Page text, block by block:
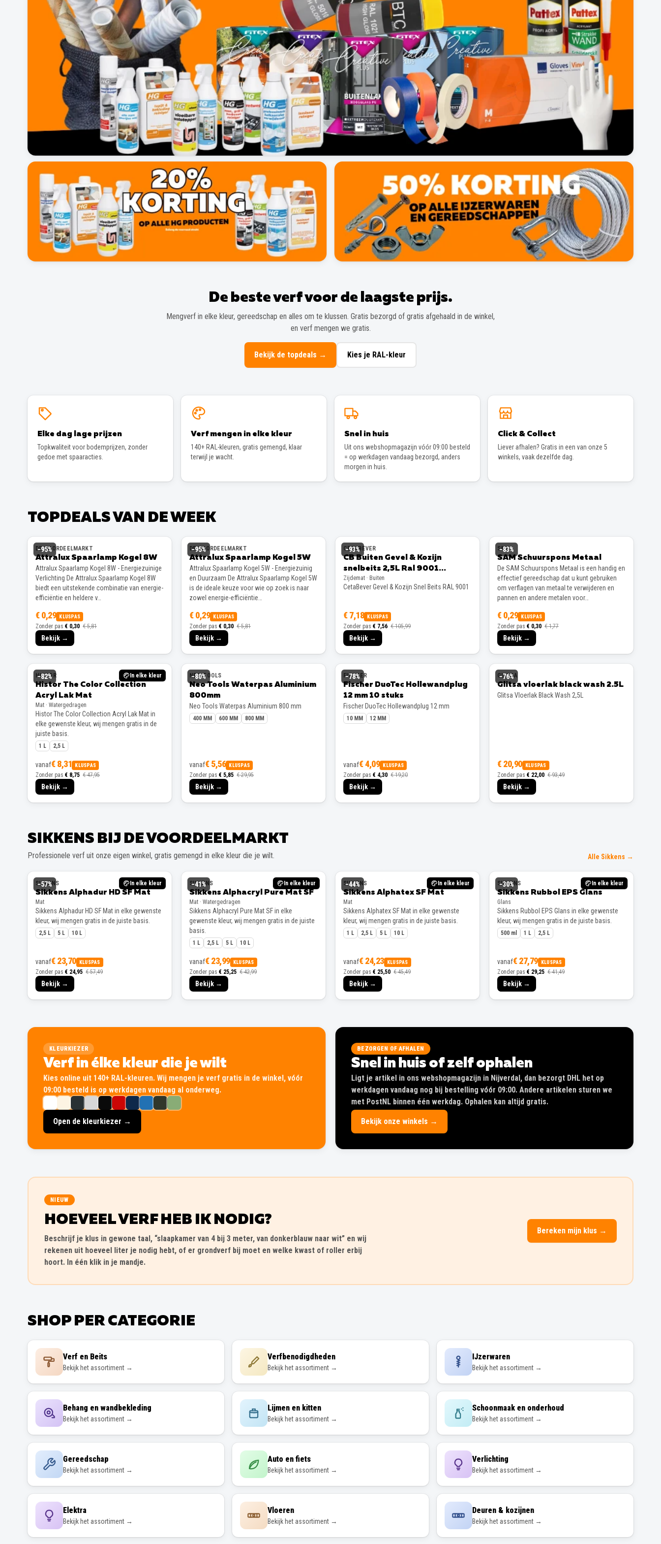
De beste verf voor de laagste prijs.
Mengverf in elke kleur, gereedschap en alles om te klussen. Gratis bezorgd of gratis afgehaald in de winkel,
en verf mengen we gratis.
Bekijk de topdeals → Kies je RAL-kleur
Elke dag lage prijzen
Topkwaliteit voor bodemprijzen, zonder
gedoe met spaaracties.
Verf mengen in elke kleur
140+ RAL-kleuren, gratis gemengd, klaar
terwijl je wacht.
Snel in huis
Uit ons webshopmagazijn vóór 09:00 besteld
= op werkdagen vandaag bezorgd, anders
morgen in huis.
Click & Collect
Liever afhalen? Gratis in een van onze 5
winkels, vaak dezelfde dag.
TOPDEALS VAN DE WEEK
−95%
DE VOORDEELMARKT
Attralux Spaarlamp Kogel 8W
Attralux Spaarlamp Kogel 8W - Energiezuinige
Verlichting De Attralux Spaarlamp Kogel 8W
biedt een uitstekende combinatie van energie-
efficiëntie en heldere v…
€ 0,29 KLUSPAS
Zonder pas € 0,30 € 5,81
Bekijk →
−95%
DE VOORDEELMARKT
Attralux Spaarlamp Kogel 5W
Attralux Spaarlamp Kogel 5W - Energiezuinig
en Duurzaam De Attralux Spaarlamp Kogel 5W
is de ideale keuze voor wie op zoek is naar
zowel energie-efficiëntie…
€ 0,29 KLUSPAS
Zonder pas € 0,30 € 5,81
Bekijk →
−93%
CETABEVER
CB Buiten Gevel & Kozijn
snelbeits 2,5L Ral 9001
Zijdemat
Zijdemat · Buiten
CetaBever Gevel & Kozijn Snel Beits RAL 9001
€ 7,18 KLUSPAS
Zonder pas € 7,56 € 105,99
Bekijk →
−83%
SAM
SAM Schuurspons Metaal
De SAM Schuurspons Metaal is een handig en
effectief gereedschap dat u kunt gebruiken
om verflagen van metaal te verwijderen en
pannen en andere metalen voor…
€ 0,29 KLUSPAS
Zonder pas € 0,30 € 1,77
Bekijk →
−82% In elke kleur
HISTOR
Histor The Color Collection
Acryl Lak Mat
Mat · Watergedragen
Histor The Color Collection Acryl Lak Mat in
elke gewenste kleur, wij mengen gratis in de
juiste basis.
1 L 2,5 L
vanaf€ 8,31 KLUSPAS
Zonder pas € 8,75 € 47,95
Bekijk →
−80%
NEO TOOLS
Neo Tools Waterpas Aluminium
800mm
Neo Tools Waterpas Aluminium 800 mm
400 MM 600 MM 800 MM
vanaf€ 5,56 KLUSPAS
Zonder pas € 5,85 € 29,95
Bekijk →
−78%
FISCHER
Fischer DuoTec Hollewandplug
12 mm 10 stuks
Fischer DuoTec Hollewandplug 12 mm
10 MM 12 MM
vanaf€ 4,09 KLUSPAS
Zonder pas € 4,30 € 19,20
Bekijk →
−76%
GLITSA
Glitsa vloerlak black wash 2.5L
Glitsa Vloerlak Black Wash 2,5L
€ 20,90 KLUSPAS
Zonder pas € 22,00 € 93,49
Bekijk →
SIKKENS BIJ DE VOORDEELMARKT
Professionele verf uit onze eigen winkel, gratis gemengd in elke kleur die je wilt. Alle Sikkens →
−57% In elke kleur
SIKKENS
Sikkens Alphadur HD SF Mat
Mat
Sikkens Alphadur HD SF Mat in elke gewenste
kleur, wij mengen gratis in de juiste basis.
2,5 L 5 L 10 L
vanaf€ 23,70 KLUSPAS
Zonder pas € 24,95 € 57,49
Bekijk →
−41% In elke kleur
SIKKENS
Sikkens Alphacryl Pure Mat SF
Mat · Watergedragen
Sikkens Alphacryl Pure Mat SF in elke
gewenste kleur, wij mengen gratis in de juiste
basis.
1 L 2,5 L 5 L 10 L
vanaf€ 23,99 KLUSPAS
Zonder pas € 25,25 € 42,99
Bekijk →
−44% In elke kleur
SIKKENS
Sikkens Alphatex SF Mat
Mat
Sikkens Alphatex SF Mat in elke gewenste
kleur, wij mengen gratis in de juiste basis.
1 L 2,5 L 5 L 10 L
vanaf€ 24,23 KLUSPAS
Zonder pas € 25,50 € 45,49
Bekijk →
−30% In elke kleur
SIKKENS
Sikkens Rubbol EPS Glans
Glans
Sikkens Rubbol EPS Glans in elke gewenste
kleur, wij mengen gratis in de juiste basis.
500 ml 1 L 2,5 L
vanaf€ 27,79 KLUSPAS
Zonder pas € 29,25 € 41,49
Bekijk →
KLEURKIEZER
Verf in élke kleur die je wilt
Kies online uit 140+ RAL-kleuren. Wij mengen je verf gratis in de winkel, vóór
09:00 besteld is op werkdagen vandaag al onderweg.
Open de kleurkiezer →
BEZORGEN OF AFHALEN
Snel in huis of zelf ophalen
Ligt je artikel in ons webshopmagazijn in Nijverdal, dan bezorgt DHL het op
werkdagen vandaag nog bij bestelling vóór 09:00. Andere artikelen sturen we
met PostNL binnen één werkdag. Ophalen kan altijd gratis.
Bekijk onze winkels →
NIEUW
HOEVEEL VERF HEB IK NODIG?
Beschrijf je klus in gewone taal, “slaapkamer van 4 bij 3 meter, van donkerblauw naar wit” en wij
rekenen uit hoeveel liter je nodig hebt, of er grondverf bij moet en welke kwast of roller erbij
hoort. In één klik in je mandje.
Bereken mijn klus →
SHOP PER CATEGORIE
Verf en Beits
Bekijk het assortiment →
Verfbenodigdheden
Bekijk het assortiment →
IJzerwaren
Bekijk het assortiment →
Behang en wandbekleding
Bekijk het assortiment →
Lijmen en kitten
Bekijk het assortiment →
Schoonmaak en onderhoud
Bekijk het assortiment →
Gereedschap
Bekijk het assortiment →
Auto en fiets
Bekijk het assortiment →
Verlichting
Bekijk het assortiment →
Elektra
Bekijk het assortiment →
Vloeren
Bekijk het assortiment →
Deuren & kozijnen
Bekijk het assortiment →